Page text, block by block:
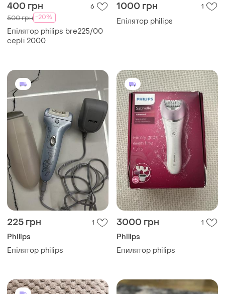
400 грн 6
500 грн -20%
Епілятор philips bre225/00
серії 2000
1000 грн 1
Епілятор philips
225 грн 1
Philips
Епілятор philips
3000 грн 1
Philips
Епилятор philips